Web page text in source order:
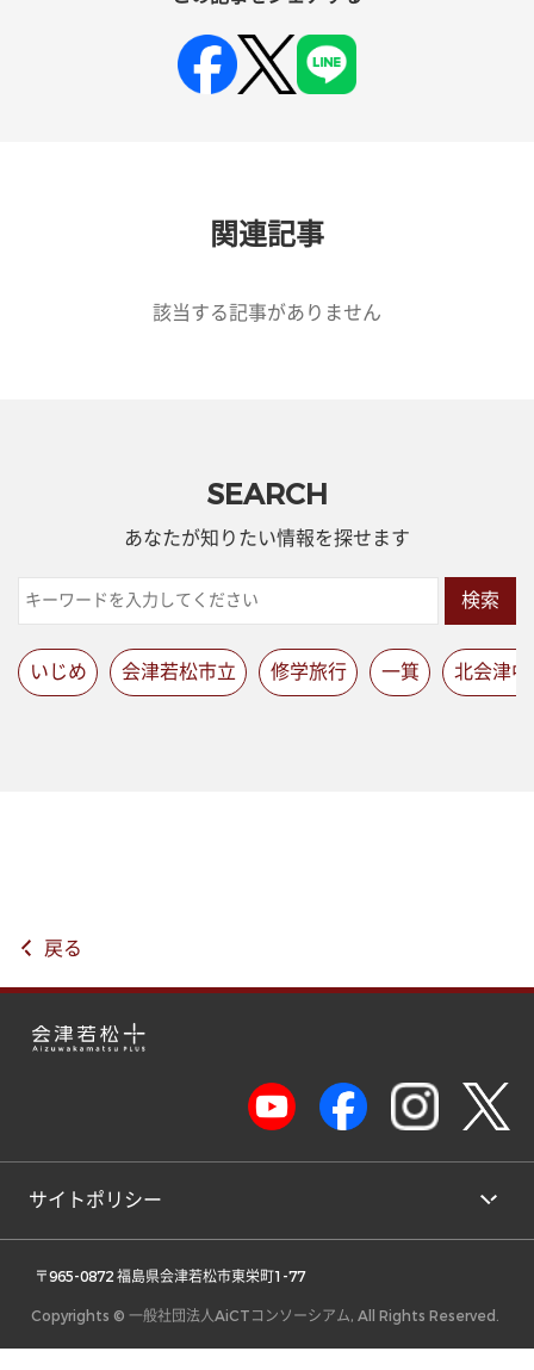
関連記事
該当する記事がありません
SEARCH
あなたが知りたい情報を探せます
検索
いじめ 会津若松市立 修学旅行 一箕 北会津中
戻る
サイトポリシー
〒965-0872 福島県会津若松市東栄町1-77
Copyrights © 一般社団法人AiCTコンソーシアム, All Rights Reserved.